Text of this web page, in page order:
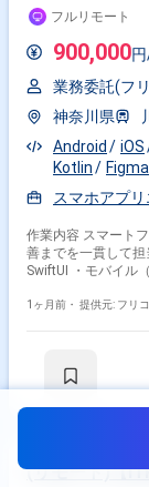
フルリモート
900,000
業務委託(フ
神奈川県
Android
iOS
Kotlin
Figma
スマホアプ
作業内容 スマート
善までを一貫して担
SwiftUI ・モバイル
Gateway、S3、
1ヶ月前・ 提供元: フリ
(リモート)【